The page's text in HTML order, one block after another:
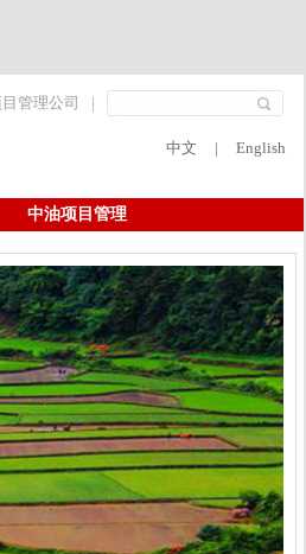
管理公司 |
中文 | English
中油项目管理